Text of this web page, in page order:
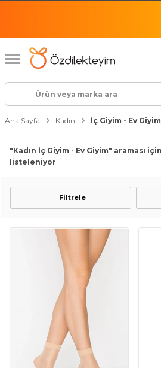
Ana Sayfa Kadın İç Giyim - Ev Giyim
"Kadın İç Giyim - Ev Giyim" araması
listeleniyor
Filtrele